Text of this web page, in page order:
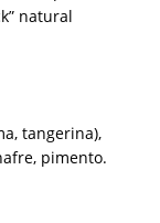
natural
tangerina),
pimento.